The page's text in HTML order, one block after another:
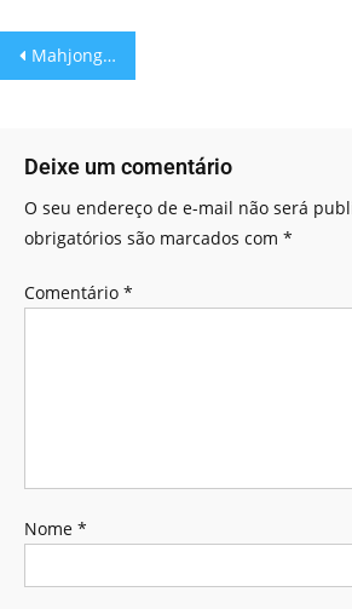
Mahjong Solitaire
Deixe um comentário
O seu endereço de e-mail não será
obrigatórios são marcados com *
Comentário *
Nome *